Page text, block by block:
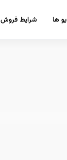
ها شرایط فروش